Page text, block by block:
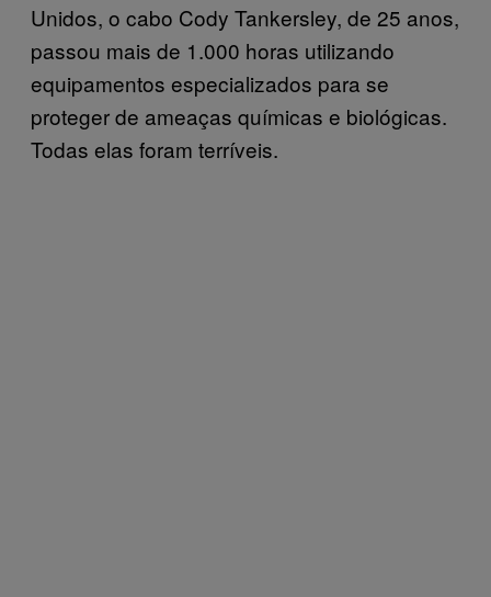
Unidos, o cabo Cody Tankersley, de 25 anos,
passou mais de 1.000 horas utilizando
equipamentos especializados para se
proteger de ameaças químicas e biológicas.
Todas elas foram terríveis.